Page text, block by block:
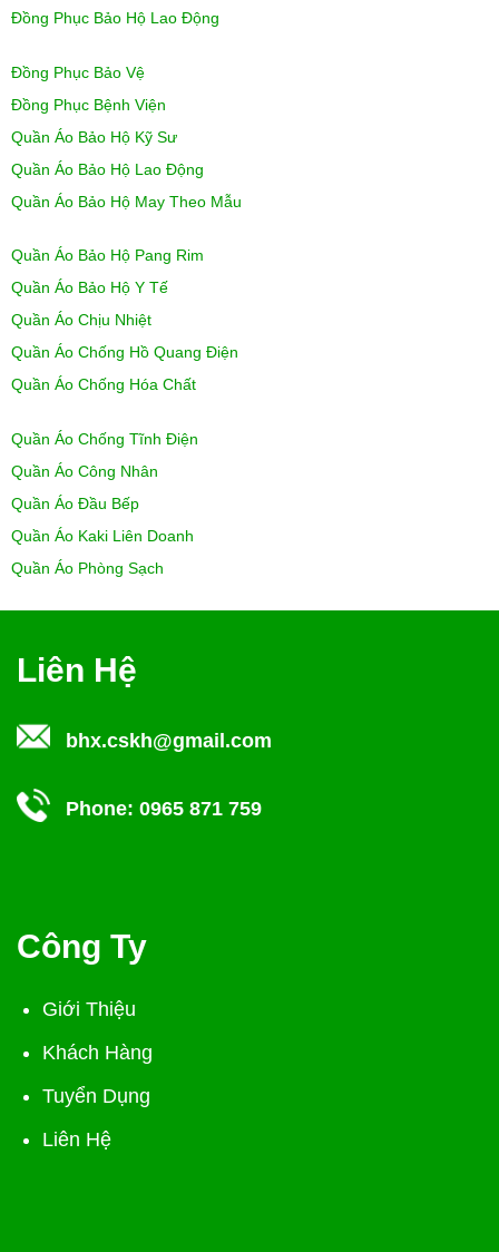
Đồng Phục Bảo Hộ Lao Động
Đồng Phục Bảo Vệ
Đồng Phục Bệnh Viện
Quần Áo Bảo Hộ Kỹ Sư
Quần Áo Bảo Hộ Lao Động
Quần Áo Bảo Hộ May Theo Mẫu
Quần Áo Bảo Hộ Pang Rim
Quần Áo Bảo Hộ Y Tế
Quần Áo Chịu Nhiệt
Quần Áo Chống Hồ Quang Điện
Quần Áo Chống Hóa Chất
Quần Áo Chống Tĩnh Điện
Quần Áo Công Nhân
Quần Áo Đầu Bếp
Quần Áo Kaki Liên Doanh
Quần Áo Phòng Sạch
Liên Hệ
bhx.cskh@gmail.com
Phone: 0965 871 759
Công Ty
Giới Thiệu
Khách Hàng
Tuyển Dụng
Liên Hệ